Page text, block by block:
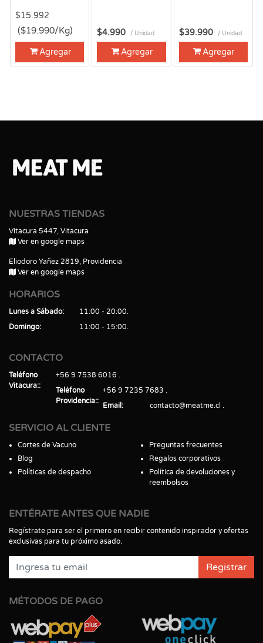
$15.992
($19.990/Kg)
Agregar
$4.990 / Unidad
Agregar
$39.990 / Unidad
Agregar
NUESTRAS TIENDAS
Vitacura 5447, Vitacura
Ver en google maps
Eliodoro Yañez 2819, Providencia
Ver en google maps
HORARIOS
Lunes a Sábado
11:00 - 20:00
Domingo
11:00 - 15:00
CONTACTO
Teléfono
Vitacura:
+56 9 7538 6016
Teléfono
Providencia:
+56 9 7235 7683
Email
contacto@meatme.cl
SERVICIO AL CLIENTE
Cortes de Vacuno
Blog
Políticas de despacho
Preguntas frecuentes
Regalos corporativos
Política de devoluciones y
reembolsos
ENTÉRATE ANTES QUE NADIE
Regístrate para ser el primero en recibir contenido inspirador y ofertas
exclusivas para tu próximo asado.
Registrar
MÉTODOS DE PAGO